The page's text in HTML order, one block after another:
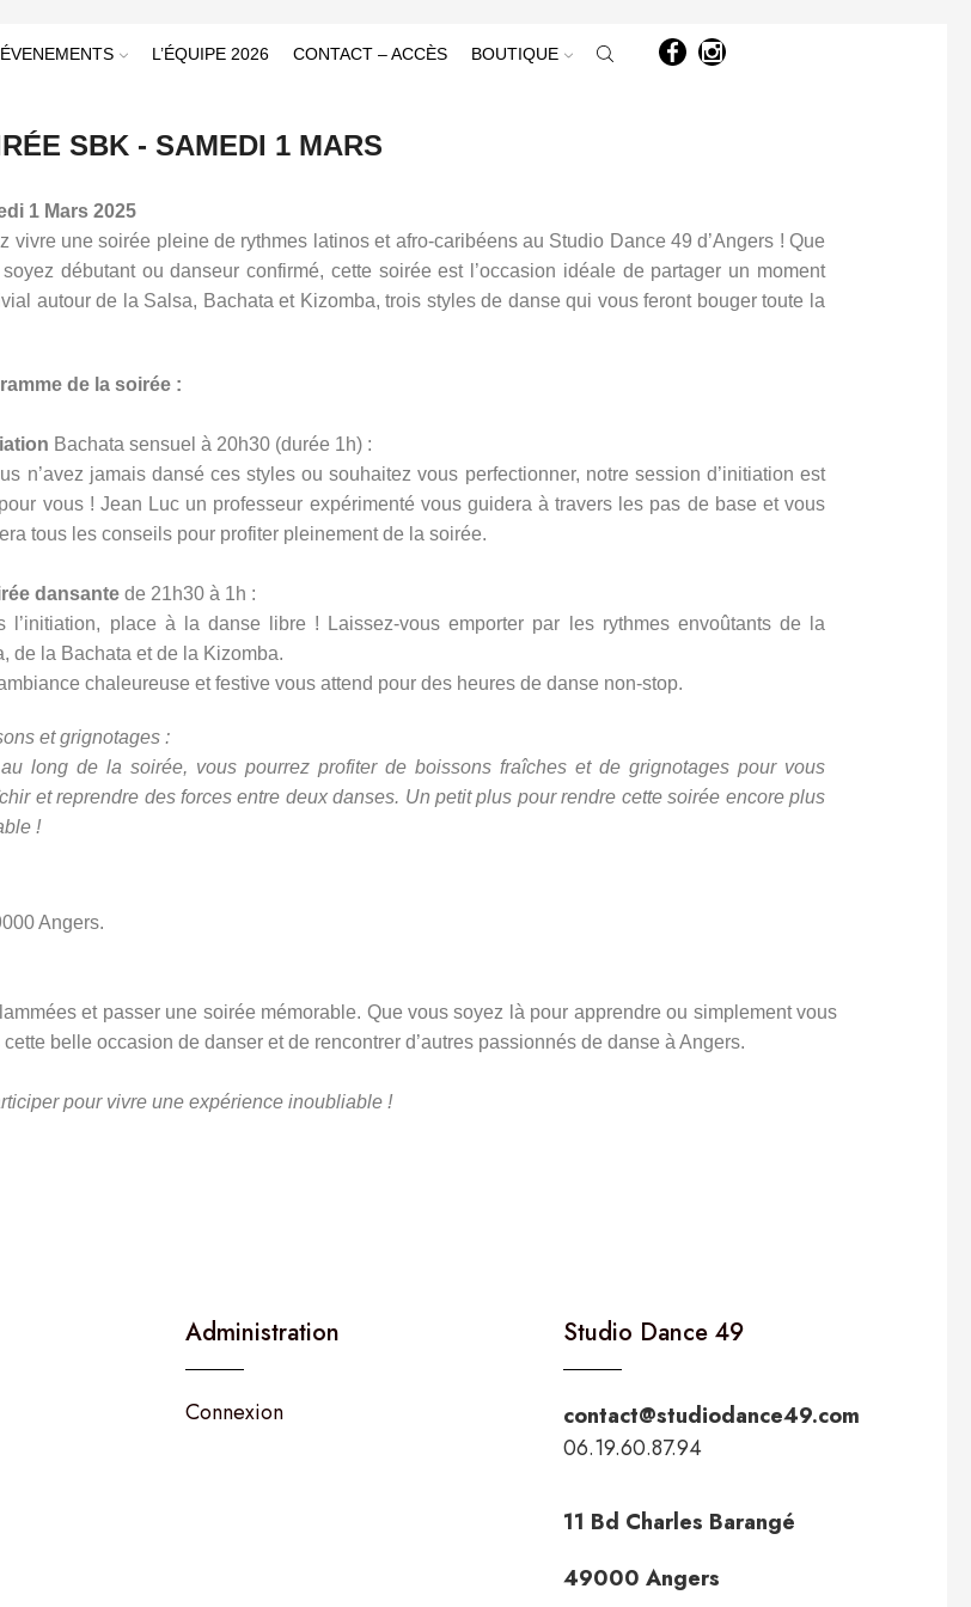
ÉVENEMENTS L’ÉQUIPE 2026 CONTACT – ACCÈS BOUTIQUE
SBK - SAMEDI 1 MARS
1 Mars 2025
vivre une soirée pleine de rythmes latinos et afro-caribéens au Studio Dance 49 d’Angers ! Que
débutant ou danseur confirmé, cette soirée est l’occasion idéale de partager un moment
autour de la Salsa, Bachata et Kizomba, trois styles de danse qui vous feront bouger toute la
de la soirée :
Bachata sensuel à 20h30 (durée 1h) :
n’avez jamais dansé ces styles ou souhaitez vous perfectionner, notre session d’initiation est
vous ! Jean Luc un professeur expérimenté vous guidera à travers les pas de base et vous
tous les conseils pour profiter pleinement de la soirée.
dansante de 21h30 à 1h :
l’initiation, place à la danse libre ! Laissez-vous emporter par les rythmes envoûtants de la
de la Bachata et de la Kizomba.
chaleureuse et festive vous attend pour des heures de danse non-stop.
et grignotages :
long de la soirée, vous pourrez profiter de boissons fraîches et de grignotages pour vous
et reprendre des forces entre deux danses. Un petit plus pour rendre cette soirée encore plus
!
Angers.
et passer une soirée mémorable. Que vous soyez là pour apprendre ou simplement vous
belle occasion de danser et de rencontrer d’autres passionnés de danse à Angers.
pour vivre une expérience inoubliable !
Administration
Connexion
Studio Dance 49
contact@studiodance49.com
06.19.60.87.94
11 Bd Charles Barangé
49000 Angers